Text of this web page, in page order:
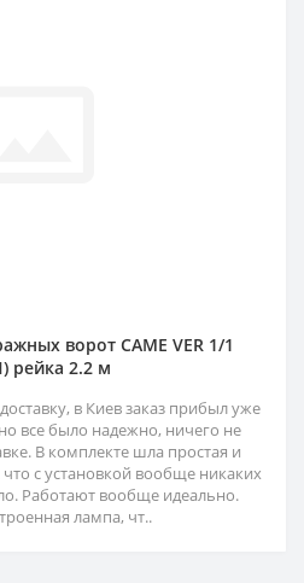
ворот CAME VER 1/1
рейка 2.2 м
в Киев заказ прибыл уже
все было надежно, ничего не
В комплекте шла простая и
с установкой вообще никаких
Работают вообще идеально.
лампа, чт..